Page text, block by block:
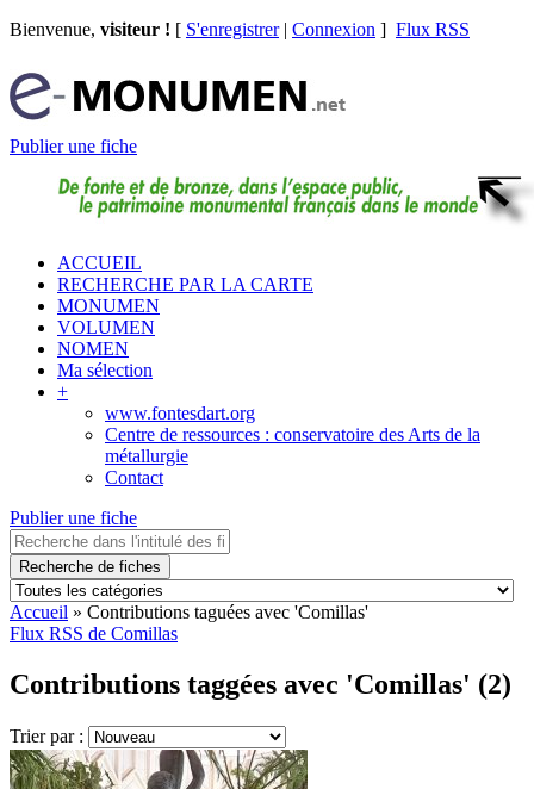
Bienvenue, visiteur ! [ S'enregistrer| Connexion ] Flux RSS
Publier une fiche
ACCUEIL
RECHERCHE PAR LA CARTE
MONUMEN
VOLUMEN
NOMEN
Ma sélection
+
www.fontesdart.org
Centre de ressources : conservatoire des Arts de la
métallurgie
Contact
Publier une fiche
Recherche de fiches
Accueil » Contributions taguées avec 'Comillas'
Flux RSS de Comillas
Contributions taggées avec 'Comillas' (2)
Trier par :